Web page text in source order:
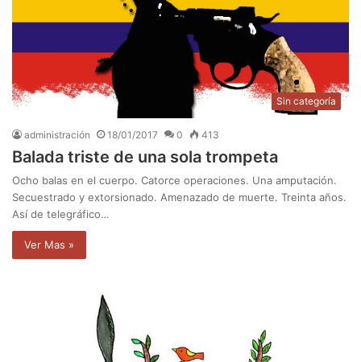
Sin categoría
administración 18/01/2017 0 413
Balada triste de una sola trompeta
Ocho balas en el cuerpo. Catorce operaciones. Una amputación.
Secuestrado y extorsionado. Amenazado de muerte. Treinta años.
Así de telegráfico…
Ver Mas »